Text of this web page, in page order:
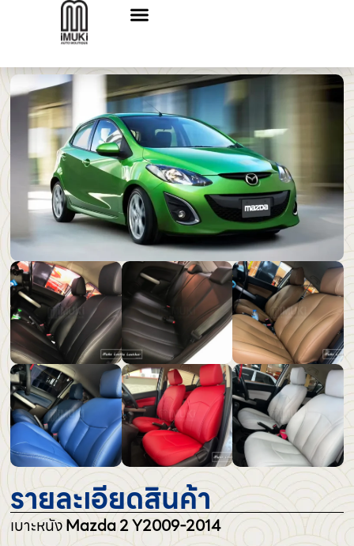
รายละเอียดสินค้า
เบาะหนังMazda 2 Y2009-2014